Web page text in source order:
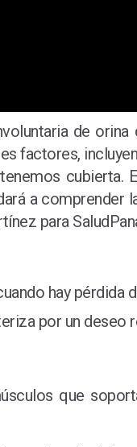
de
factores,
cubierta.
a
para
hay pérdida
por un deseo
que